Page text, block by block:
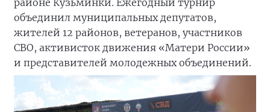
объединил муниципальных депутатов,
жителей 12 районов, ветеранов, участников
СВО, активисток движения «Матери России»
и представителей молодежных объединений.